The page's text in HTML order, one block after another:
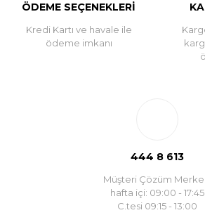
ÖDEME SEÇENEKLERİ
Kredi Kartı ve havale ile
ödeme imkanı
444 8 613
Müşteri Çözüm
hafta içi: 09:00 - 17:45
C.tesi 09:15 - 13:00